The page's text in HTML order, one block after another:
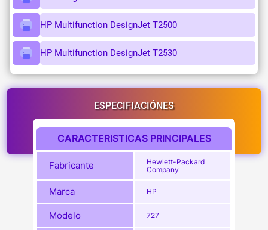
HP Multifunction DesignJet T2500
HP Multifunction DesignJet T2530
ESPECIFIACIÓNES
CARACTERISTICAS PRINCIPALES
Fabricante
Hewlett-Packard
Company
Marca HP
Modelo 727